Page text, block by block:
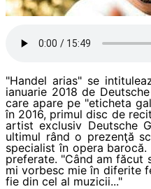
"Handel arias" se
ianuarie 2018 de
care apare pe "eticheta
în 2016, primul disc de
artist exclusiv Deutsche
ultimul rând o prezenţă
specialist în opera
preferate. "Când am făcut
mi vorbesc mie în diferite
fie din cel al muzicii..."